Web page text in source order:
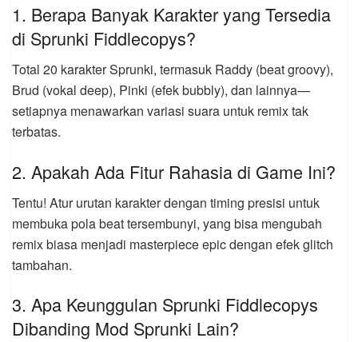
1. Berapa Banyak Karakter yang Tersedia
di Sprunki Fiddlecopys?
Total 20 karakter Sprunki, termasuk Raddy (beat groovy),
Brud (vokal deep), Pinki (efek bubbly), dan lainnya—
setiapnya menawarkan variasi suara untuk remix tak
terbatas.
2. Apakah Ada Fitur Rahasia di Game Ini?
Tentu! Atur urutan karakter dengan timing presisi untuk
membuka pola beat tersembunyi, yang bisa mengubah
remix biasa menjadi masterpiece epic dengan efek glitch
tambahan.
3. Apa Keunggulan Sprunki Fiddlecopys
Dibanding Mod Sprunki Lain?